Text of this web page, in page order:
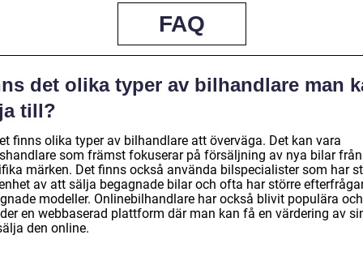
FAQ
det olika typer av bilhandlare man
till?
finns olika typer av bilhandlare att överväga. Det kan vara
som främst fokuserar på försäljning av nya bilar från
märken. Det finns också använda bilspecialister som har
av att sälja begagnade bilar och ofta har större
modeller. Onlinebilhandlare har också blivit populära och
en webbaserad plattform där man kan få en värdering av
den online.